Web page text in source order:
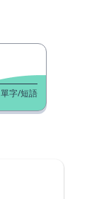
單字/短語